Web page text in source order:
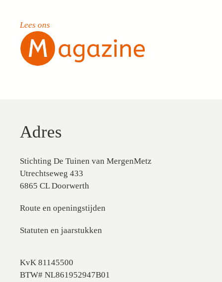
Lees ons
Adres
Stichting De Tuinen van MergenMetz
Utrechtseweg 433
6865 CL Doorwerth
Route en openingstijden
Statuten en jaarstukken
KvK 81145500
BTW# NL861952947B01